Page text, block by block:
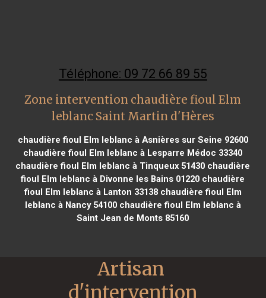
Téléphone: 09 72 66 89 55
Zone intervention chaudière fioul Elm
leblanc Saint Martin d'Hères
chaudière fioul Elm leblanc à Asnières sur Seine 92600
chaudière fioul Elm leblanc à Lesparre Médoc 33340
chaudière fioul Elm leblanc à Tinqueux 51430 chaudière
fioul Elm leblanc à Divonne les Bains 01220 chaudière
fioul Elm leblanc à Lanton 33138chaudière fioul Elm
leblanc à Nancy 54100chaudière fioul Elm leblanc à
Saint Jean de Monts 85160
Artisan
d'intervention